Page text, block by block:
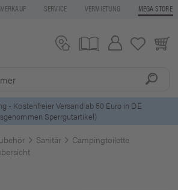
SERVICE VERMIETUNG MEGA STORE
- Kostenfreier Versand ab 50 Euro in DE
Sperrgutartikel)
Sanitär
Campingtoilette